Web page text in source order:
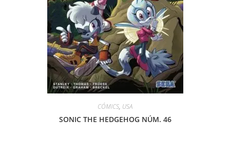
CÓMICS, USA
SONIC THE HEDGEHOG NÚM. 46